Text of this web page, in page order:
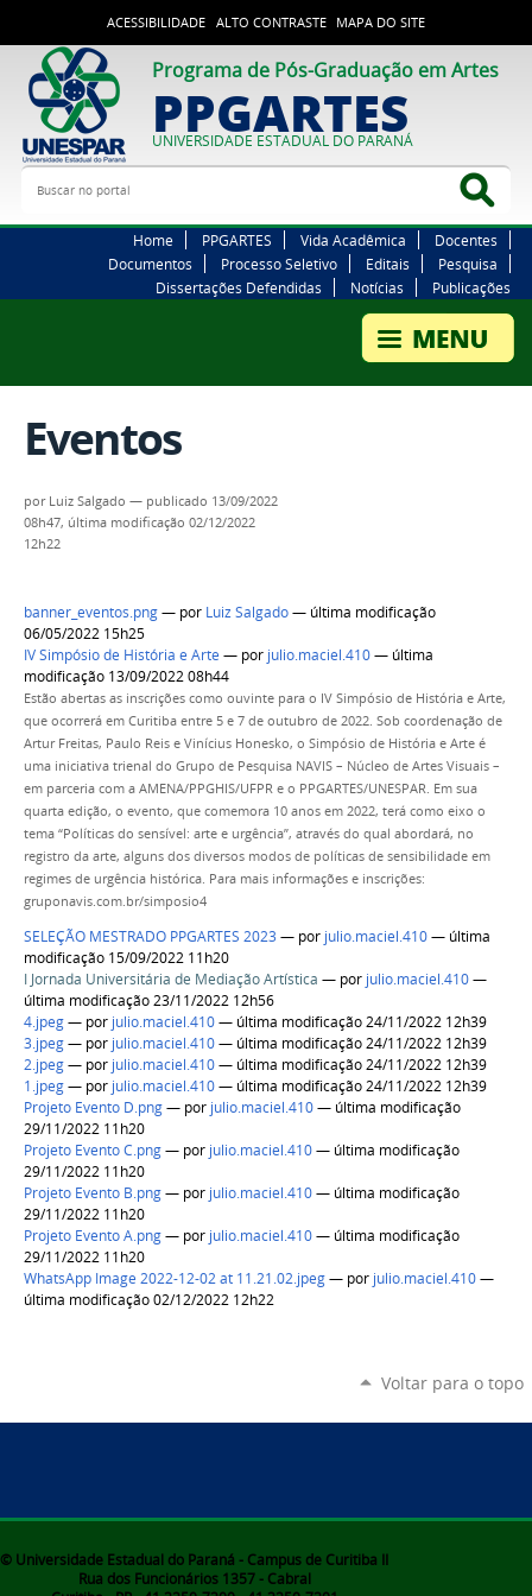
ACESSIBILIDADE ALTO CONTRASTE MAPA DO SITE
Programa de Pós-Graduação em Artes
PPGARTES
UNIVERSIDADE ESTADUAL DO PARANÁ
Buscar no portal
Home PPGARTES Vida Acadêmica
Docentes
Documentos
Processo Seletivo Editais
Pesquisa
Dissertações Defendidas
Notícias Publicações
Eventos
por Luiz Salgado — publicado 13/09/2022
08h47, última modificação 02/12/2022
12h22
banner_eventos.png— por Luiz Salgado— última modificação
06/05/2022 15h25
IV Simpósio de História e Arte — por julio.maciel.410— última
modificação 13/09/2022 08h44
Estão abertas as inscrições como ouvinte para o IV Simpósio de História e Arte,
que ocorrerá em Curitiba entre 5 e 7 de outubro de 2022. Sob coordenação de
Artur Freitas, Paulo Reis e Vinícius Honesko, o Simpósio de História e Arte é
uma iniciativa trienal do Grupo de Pesquisa NAVIS – Núcleo de Artes Visuais –
em parceria com a AMENA/PPGHIS/UFPR e o PPGARTES/UNESPAR. Em sua
quarta edição, o evento, que comemora 10 anos em 2022, terá como eixo o
tema “Políticas do sensível: arte e urgência”, através do qual abordará, no
registro da arte, alguns dos diversos modos de políticas de sensibilidade em
regimes de urgência histórica. Para mais informações e inscrições:
gruponavis.com.br/simposio4
SELEÇÃO MESTRADO PPGARTES 2023 — por julio.maciel.410— última
modificação 15/09/2022 11h20
I Jornada Universitária de Mediação Artística — por julio.maciel.410—
última modificação 23/11/2022 12h56
4.jpeg— por julio.maciel.410— última modificação 24/11/2022 12h39
3.jpeg— por julio.maciel.410— última modificação 24/11/2022 12h39
2.jpeg— por julio.maciel.410— última modificação 24/11/2022 12h39
1.jpeg— por julio.maciel.410— última modificação 24/11/2022 12h39
Projeto Evento D.png— por julio.maciel.410— última modificação
29/11/2022 11h20
Projeto Evento C.png— por julio.maciel.410— última modificação
29/11/2022 11h20
Projeto Evento B.png— por julio.maciel.410— última modificação
29/11/2022 11h20
Projeto Evento A.png— por julio.maciel.410— última modificação
29/11/2022 11h20
WhatsApp Image 2022-12-02 at 11.21.02.jpeg— por julio.maciel.410—
última modificação 02/12/2022 12h22
Voltar para o topo
© Universidade Estadual do Paraná - Campus de Curitiba II
Rua dos Funcionários 1357 - Cabral